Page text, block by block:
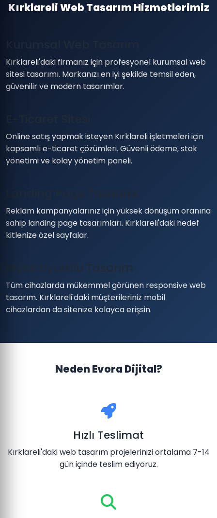
Kırklareli Web Tasarım Hizmetlerimiz
Kırklareli'daki firmanız için profesyonel kurumsal web
sitesi tasarımı. Markanızı en iyi şekilde temsil eden,
güvenilir ve modern tasarımlar.
Online satış yapmak isteyen Kırklareli işletmeleri için
kapsamlı e-ticaret çözümleri. Güvenli ödeme, stok
yönetimi ve kolay yönetim paneli.
Reklam kampanyalarınız için yüksek dönüşüm oranına
sahip landing page tasarımları. Kırklareli'daki hedef
kitlenize özel sayfalar.
Mobil Uyumlu Tasarım
Tüm cihazlarda mükemmel görünen responsive web
tasarım. Kırklareli'daki müşterileriniz mobil
cihazlardan da sitenize kolayca erişsin.
Neden Evora Dijital?
Hızlı Teslimat
Kırklareli'daki web tasarım projelerinizi ortalama 7-14
gün içinde teslim ediyoruz.